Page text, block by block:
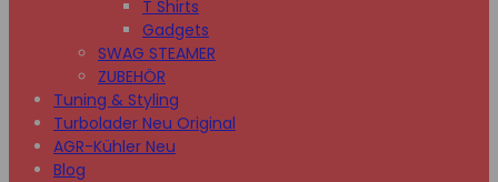
T Shirts
Gadgets
SWAG STEAMER
ZUBEHÖR
Tuning & Styling
Turbolader Neu Original
AGR-Kühler Neu
Blog